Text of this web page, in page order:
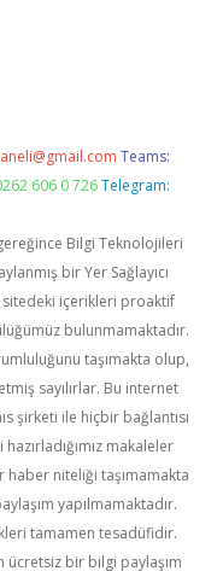
Teams:
606 0 726 Telegram:
Bilgi Teknolojileri
bir Yer Sağlayıcı
içerikleri proaktif
bulunmamaktadır.
taşımakta olup,
sayılırlar. Bu internet
şirketi ile hiçbir bağlantısı
makaleler
haber niteliği taşımamakta
yapılmamaktadır.
tamamen tesadüfidir.
ücretsiz bir bilgi paylaşım